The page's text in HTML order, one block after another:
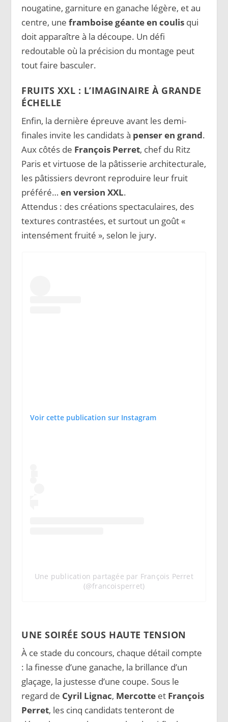
nougatine, garniture en ganache légère, et au
centre, uneframboise géante en coulis qui
doit apparaître à la découpe. Un défi
redoutable où la précision du montage peut
tout faire basculer.
FRUITS XXL : L’IMAGINAIRE À GRANDE
ÉCHELLE
Enfin, la dernière épreuve avant les demi-
finales invite les candidats à penser en grand.
Aux côtés de François Perret, chef du Ritz
Paris et virtuose de la pâtisserie architecturale,
les pâtissiers devront reproduire leur fruit
préféré…en version XXL.
Attendus : des créations spectaculaires, des
textures contrastées, et surtout un goût «
intensément fruité », selon le jury.
Voir cette publication sur Instagram
Une publication partagée par François Perret
(@francoisperret)
UNE SOIRÉE SOUS HAUTE TENSION
À ce stade du concours, chaque détail compte
: la finesse d’une ganache, la brillance d’un
glaçage, la justesse d’une coupe. Sous le
regard de Cyril Lignac, Mercotte et François
Perret, les cinq candidats tenteront de